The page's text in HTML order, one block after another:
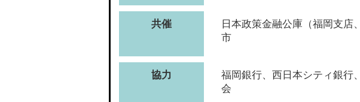
共催
日本政策金融公庫（福岡支店
市
協力
福岡銀行、西日本シティ銀行
会